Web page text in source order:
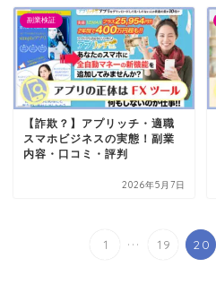
副業検証
【詐欺？】アプリッチ・適職
スマホビジネスの実態！副業
内容・口コミ・評判
2026年5月7日
1 ... 19 20